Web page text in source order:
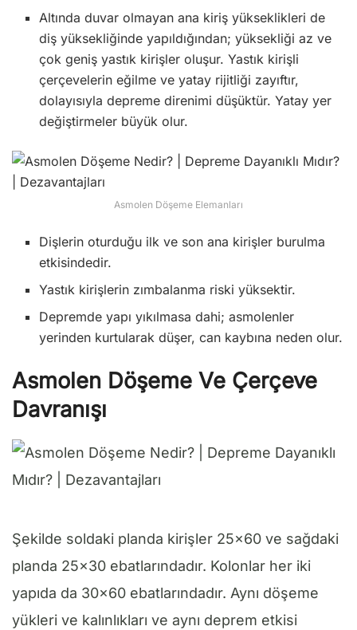
Altında duvar olmayan ana kiriş yükseklikleri de
diş yüksekliğinde yapıldığından; yüksekliği az ve
çok geniş yastık kirişler oluşur. Yastık kirişli
çerçevelerin eğilme ve yatay rijitliği zayıftır,
dolayısıyla depreme direnimi düşüktür. Yatay yer
değiştirmeler büyük olur.
Asmolen Döşeme Elemanları
Dişlerin oturduğu ilk ve son ana kirişler burulma
etkisindedir.
Yastık kirişlerin zımbalanma riski yüksektir.
Depremde yapı yıkılmasa dahi; asmolenler
yerinden kurtularak düşer, can kaybına neden olur.
Asmolen Döşeme Ve Çerçeve
Davranışı
Şekilde soldaki planda kirişler 25×60 ve sağdaki
planda 25×30 ebatlarındadır. Kolonlar her iki
yapıda da 30×60 ebatlarındadır. Aynı döşeme
yükleri ve kalınlıkları ve aynı deprem etkisi